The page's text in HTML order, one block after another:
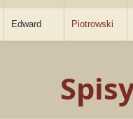
Edward Piotrowski